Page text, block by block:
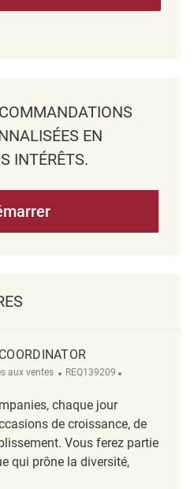
EN
INTÉRÊTS.
aux ventes ReqId
REQ139209
chaque jour
de croissance, de
Vous ferez partie
qui prône la diversité,